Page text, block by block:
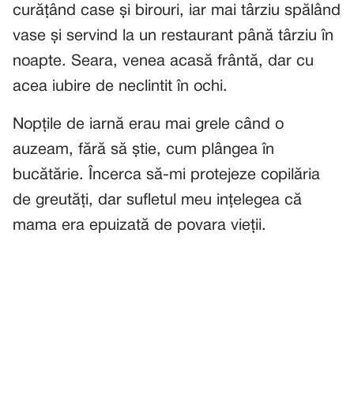
curățând case și birouri, iar mai târziu spălând
vase și servind la un restaurant până târziu în
noapte. Seara, venea acasă frântă, dar cu
acea iubire de neclintit în ochi.
Nopțile de iarnă erau mai grele când o
auzeam, fără să știe, cum plângea în
bucătărie. Încerca să-mi protejeze copilăria
de greutăți, dar sufletul meu ințelegea că
mama era epuizată de povara vieții.